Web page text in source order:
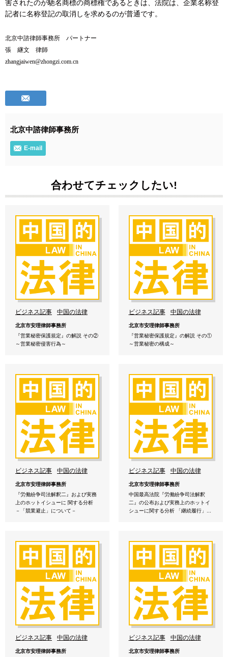
害されたのが馳名商標の商標権であるときは、法院は、企業名称登
記者に名称登記の取消しを求めるのが普通です。
北京中諮律師事務所 パートナー
張 継文 律師
zhangjaiwen@zhongzi.com.cn
北京中諮律師事務所
E-mail
合わせてチェックしたい!
ビジネス記事 中国の法律
北京市安理律師事務所
『営業秘密保護規定』の解説 その②
～営業秘密侵害行為～
ビジネス記事 中国の法律
北京市安理律師事務所
『営業秘密保護規定』の解説 その①
～営業秘密の構成～
ビジネス記事 中国の法律
北京市安理律師事務所
『労働紛争司法解釈二』および実務
上のホットイシューに 関する分析
－「競業避止」について－
ビジネス記事 中国の法律
北京市安理律師事務所
中国最高法院『労働紛争司法解釈
二』の公布および実務上のホットイ
シューに関する分析 「継続履行」...
ビジネス記事 中国の法律
北京市安理律師事務所
ビジネス記事 中国の法律
北京市安理律師事務所